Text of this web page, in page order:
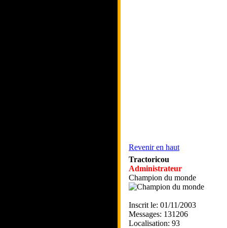
Revenir en haut
Tractoricou
Administrateur
Champion du monde
Inscrit le: 01/11/2003
Messages: 131206
Localisation: 93